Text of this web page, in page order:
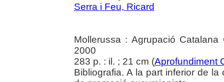
Serra i Feu, Ricard
Mollerussa : Agrupació
2000
283 p. : il. ; 21 cm (Aprofundiment
Bibliografia. A la part inferior de